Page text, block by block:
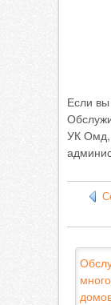
Если
УК Омд,